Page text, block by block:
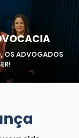
OS ADVOGADOS